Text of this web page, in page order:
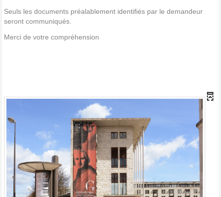
Seuls les documents préalablement identifiés par le demandeur
seront communiqués.
Merci de votre compréhension